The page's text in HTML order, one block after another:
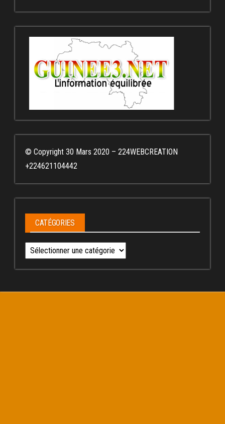
© Copyright 30 Mars 2020 – 224WEBCREATION
+224621104442
CATÉGORIES
Catégories